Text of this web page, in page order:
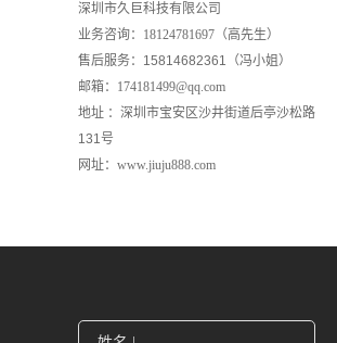
深圳市久巨科技有限公司
业务咨询：18124781697（高先生）
售后服务： 15814682361（冯小姐）
邮箱：174181499@qq.com
地址 ： 深圳市宝安区沙井街道后亭沙松路
131号
网址：www.jiuju888.com